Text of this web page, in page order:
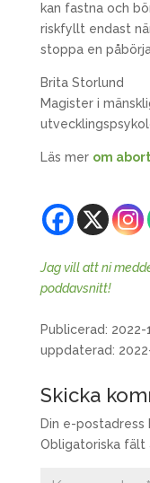
kan fastna och
riskfyllt endast
stoppa en
Brita Storlund
Magister i
Läs mer om
Jag vill att ni
poddavsnitt!
Publicerad:
uppdaterad:
Skicka
Din e-postadress
Obligatoriska fält